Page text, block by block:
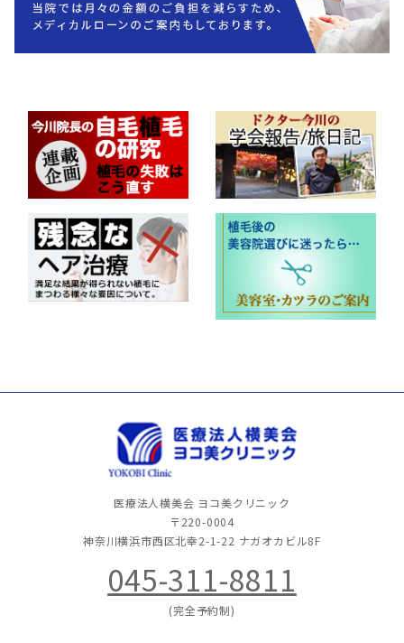
医療法人横美会 ヨコ美クリニック
〒220-0004
神奈川横浜市西区北幸2-1-22 ナガオカビル8F
045-311-8811
(完全予約制)